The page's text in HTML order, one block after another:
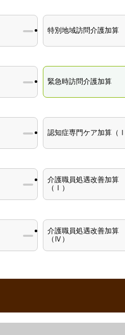
特別地域訪問介護加算
緊急時訪問介護加算
認知症専門ケア加算（
介護職員処遇改善加算
（Ⅰ）
介護職員処遇改善加算
（Ⅳ）